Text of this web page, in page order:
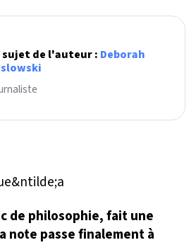
sujet de l'auteur : Deborah
de philosophie, fait une
note passe finalement à